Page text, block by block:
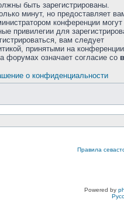
быть зарегистрированы.
минут, но предоставляет
конференции
привилегии для
вам следует
принятыми на
форумах означает согласие со
о конфиденциальности
Правила
Powered by